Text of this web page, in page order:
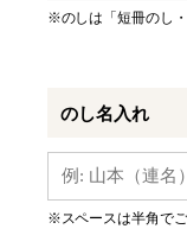
※のしは「短冊のし・
のし名入れ
※スペースは半角でご